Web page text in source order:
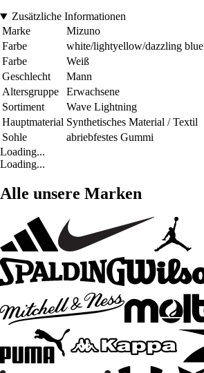
Zusätzliche Informationen
Marke
Mizuno
Farbe
white/lightyellow/dazzling blue
Farbe
Weiß
Geschlecht
Mann
Altersgruppe
Erwachsene
Sortiment
Wave Lightning
Hauptmaterial Synthetisches Material / Textil
Sohle
abriebfestes Gummi
Loading...
Loading...
Alle unsere Marken